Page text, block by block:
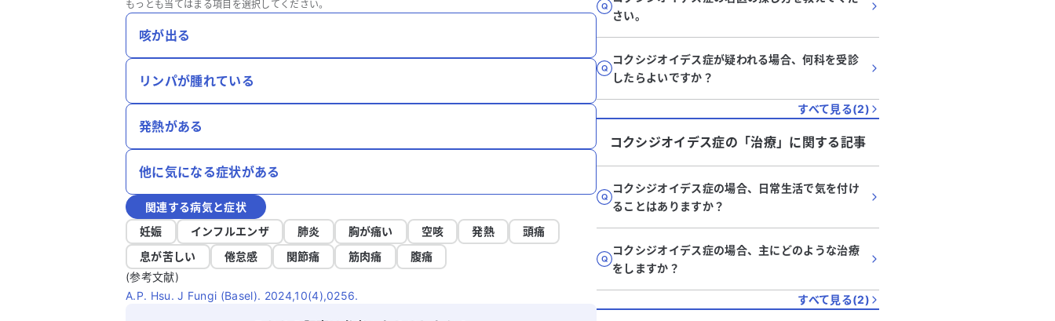
もっとも当てはまる項目を選択してください。
咳が出る
リンパが腫れている
発熱がある
他に気になる症状がある
関連する病気と症状
妊娠
インフルエンザ 肺炎 胸が痛い 空咳 発熱
頭痛
息が苦しい
倦怠感 関節痛 筋肉痛
腹痛
(参考文献)
A.P. Hsu. J Fungi (Basel). 2024,10(4),0256.
さい。
コクシジオイデス症が疑われる場合、何科を受診
したらよいですか？
すべて見る(2)
コクシジオイデス症の「治療」に関する記事
コクシジオイデス症の場合、日常生活で気を付け
ることはありますか？
コクシジオイデス症の場合、主にどのような治療
をしますか？
すべて見る(2)